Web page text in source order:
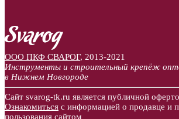
ООО ПКФ СВАРОГ, 2013-2021
Инструменты и строительный крепёж
в Нижнем Новгороде
Сайт svarog-tk.ru является публичной
Ознакомиться с информацией о продавце и
пользования сайтом